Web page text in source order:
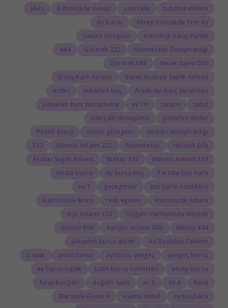
tutulma etkileri
usui reiki
Astrolojide Venüs
JAAS
Akrep burcunda Yeni Ay
Ay burcu
Astrolojk danışmanlık
Satürn döngüsü
Numeroloji Danışmanlığı
222 Görmek
444
000 Melek Sayısı
888 Görmek
Savaş Arabası Sağlık Anlamı
Ermiş Kartı Anlamı
Aralık ayı burç yorumları
yükselen koç
ikizler
sabit
satürn
10.ev
yükselen burç hesaplama
yükselen ikizler
bilinçaltı dönüşümü
sinastri danışmanlığı
Venüs gezegeni
Pozitif Enerji
Holistik Şifa
Numeroloji
222 Manevi Anlamı
333
333 Manevi Anlamı
333 Mesajı
Aşıklar Sağlık Anlamı
Tarotta Güç Kartı
ay burcu koç
terazi burcu
burçların özellikleri
gezegenler
1.ev
Astrolojide Satürn
reiki eğitimi
Astrolojide Mars
Doğum Haritasında Neptün
333 Aşk Anlamı
444 Mesajı
000 Kariyer Anlamı
999 Anlamı
Ay Boşlukta Takvimi
yükselen burcu ikizler
yengeç burcu
ay burcu yengeç
aslan burcu
başak
akrep burcu
balık burcu özellikleri
ay burcu oğlak
hava
4.ev
6.ev
doğum saati
hava burçları
ay boşlukta
vianna stibal
Marseille Destesi